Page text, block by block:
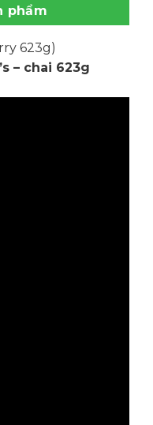
phẩm
623g)
– chai 623g